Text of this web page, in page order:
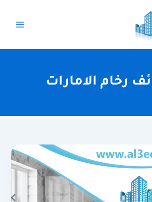
رخام الامارات